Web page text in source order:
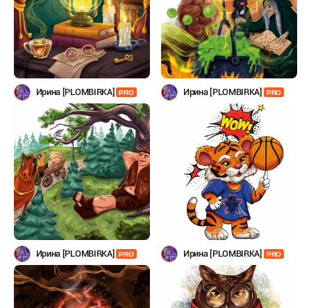
Ирина [PLOMBIRKA] PRO Ирина [PLOMBIRKA] PRO
Ирина [PLOMBIRKA] PRO Ирина [PLOMBIRKA] PRO